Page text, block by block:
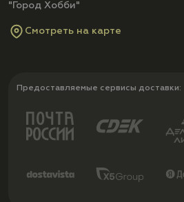
"Город Хобби"
Смотреть на карте
Предоставляемые сервисы доставки: